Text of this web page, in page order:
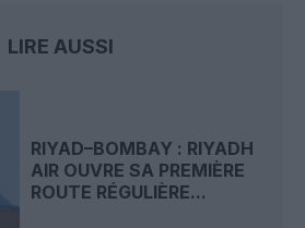
LIRE AUSSI
RIYAD–BOMBAY : RIYADH
AIR OUVRE SA PREMIÈRE
ROUTE RÉGULIÈRE...